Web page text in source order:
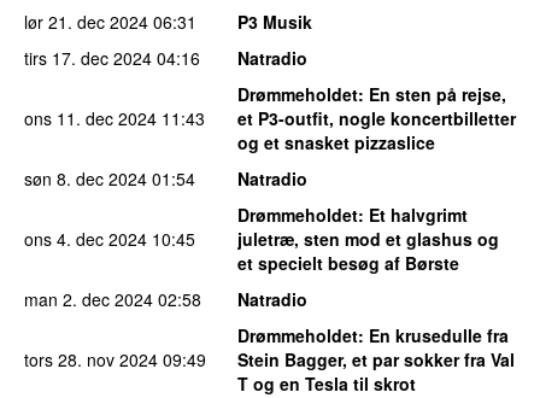
lør 21. dec 2024 06:31
P3 Musik
tirs 17. dec 2024 04:16 Natradio
ons 11. dec 2024 11:43
Drømmeholdet: En sten på rejse,
et P3-outfit, nogle koncertbilletter
og et snasket pizzaslice
søn 8. dec 2024 01:54 Natradio
ons 4. dec 2024 10:45
Drømmeholdet: Et halvgrimt
juletræ, sten mod et glashus og
et specielt besøg af Børste
man 2. dec 2024 02:58 Natradio
tors 28. nov 2024 09:49
Drømmeholdet: En krusedulle fra
Stein Bagger, et par sokker fra Val
T og en Tesla til skrot